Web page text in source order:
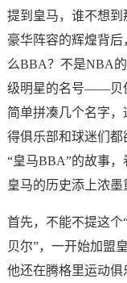
提到皇马，谁不想
豪华阵容的辉煌背
么BBA？不是NBA
级明星的名号——贝
简单拼凑几个名字
得俱乐部和球迷们
“皇马BBA”的故事
皇马的历史添上浓墨
首先，不能不提这
贝尔”，一开始加盟
他还在腾格里运动俱